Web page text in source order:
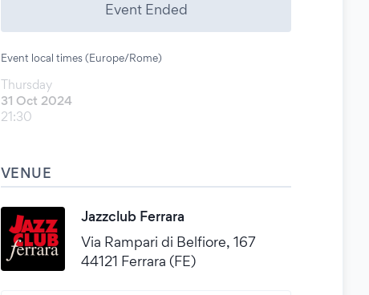
Event Ended
Event local times (Europe/Rome)
Thursday
31 Oct 2024
21:30
VENUE
Jazzclub Ferrara
Via Rampari di Belfiore, 167
44121 Ferrara (FE)